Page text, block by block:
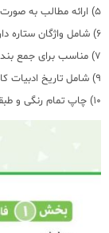
5) ارائه مطالب به صورت درس به درس و پایه به پایه
6) شامل واژگان ستاره دار در متن و جمله
7) مناسب برای جمع بندی مطالب و مرور کلی
9) شامل تاریخ ادبیات کامل جامع کنکور
10) چاپ تمام رنگی و طبقه بندی کاربردی مطالب